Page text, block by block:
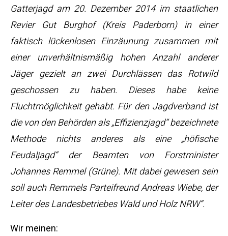
Gatterjagd am 20. Dezember 2014 im staatlichen
Revier Gut Burghof (Kreis Paderborn) in einer
faktisch lückenlosen Einzäunung zusammen mit
einer unverhältnismäßig hohen Anzahl anderer
Jäger gezielt an zwei Durchlässen das Rotwild
geschossen zu haben. Dieses habe keine
Fluchtmöglichkeit gehabt. Für den Jagdverband ist
die von den Behörden als „Effizienzjagd“ bezeichnete
Methode nichts anderes als eine „höfische
Feudaljagd“ der Beamten von Forstminister
Johannes Remmel (Grüne). Mit dabei gewesen sein
soll auch Remmels Parteifreund Andreas Wiebe, der
Leiter des Landesbetriebes Wald und Holz NRW“.
Wir meinen: